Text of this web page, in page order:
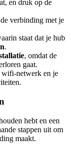
en druk op de
verbinding met je
staat dat je hub
.
, omdat de
gaat.
wifi-netwerk en je
hebt en een
stappen uit om
maakt.